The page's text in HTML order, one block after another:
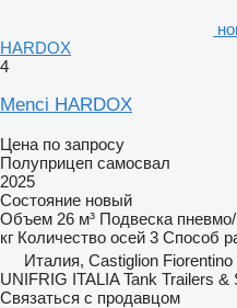
HARDOX
4
Menci HARDOX
Цена по запросу
Полуприцеп самосвал
2025
Состояние новый
Объем 26 м³ Подвеска
кг Количество осей 3 Способ
Италия, Castiglion Fiorentino
UNIFRIG ITALIA Tank Trailers &
Связаться с продавцом